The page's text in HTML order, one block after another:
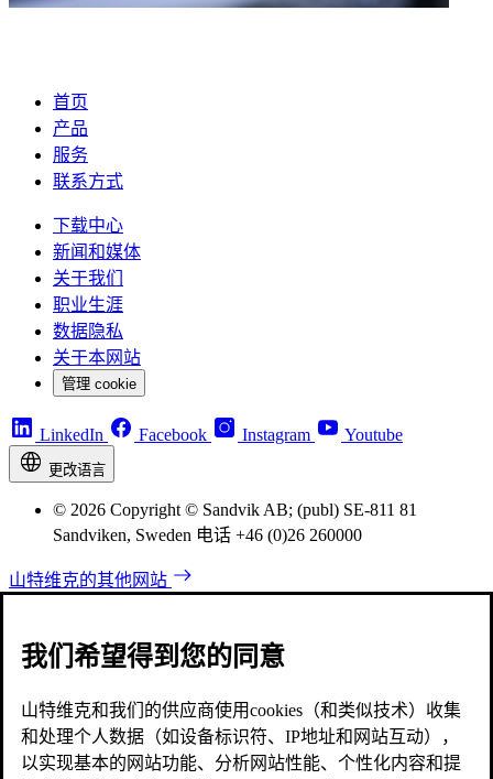
首页
产品
服务
联系方式
下载中心
新闻和媒体
关于我们
职业生涯
数据隐私
关于本网站
管理 cookie
LinkedIn Facebook Instagram Youtube
更改语言
© 2026 Copyright © Sandvik AB; (publ) SE-811 81
Sandviken, Sweden 电话 +46 (0)26 260000
山特维克的其他网站
我们希望得到您的同意
山特维克和我们的供应商使用cookies（和类似技术）收集
和处理个人数据（如设备标识符、IP地址和网站互动），
以实现基本的网站功能、分析网站性能、个性化内容和提